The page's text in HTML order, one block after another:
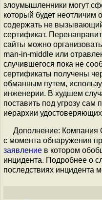
злоумышленники могут
который будет неотличим
содержать не
сертификат.
сайты можно
man-in-middle или
случившегося пока не
сертификаты получены
обманным путем,
инженерии. В худшем
поставить под угрозу сам
иерархии
Дополнение: Компания
с момента обнаружения
заявление в котором
инцидента. Подробнее о
последствиях инцидента